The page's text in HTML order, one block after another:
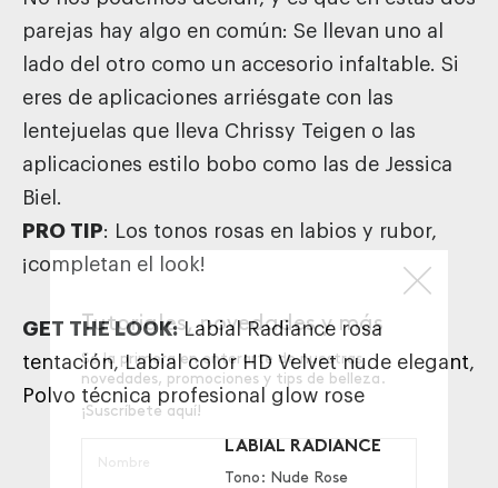
parejas hay algo en común: Se llevan uno al
lado del otro como un accesorio infaltable. Si
eres de aplicaciones arriésgate con las
lentejuelas que lleva Chrissy Teigen o las
aplicaciones estilo bobo como las de Jessica
Biel.
PRO TIP: Los tonos rosas en labios y rubor,
¡completan el look!
GET THE LOOK: Labial Radiance rosa
tentación,Labial color HD Velvet nude elegant,
Polvo técnica profesional glow rose
LABIAL RADIANCE
Tono: Nude Rose